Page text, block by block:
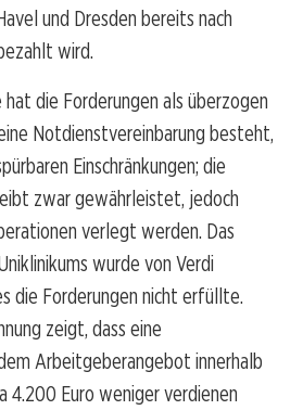
und Dresden bereits nach
wird.
die Forderungen als überzogen
Notdienstvereinbarung besteht,
Einschränkungen; die
zwar gewährleistet, jedoch
verlegt werden. Das
wurde von Verdi
die Forderungen nicht erfüllte.
zeigt, dass eine
Arbeitgeberangebot innerhalb
4.200 Euro weniger verdienen